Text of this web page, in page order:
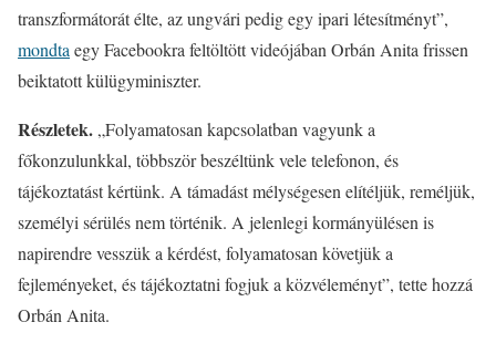
transzformátorát élte, az ungvári pedig egy ipari létesítményt”,
mondta egy Facebookra feltöltött videójában Orbán Anita frissen
beiktatott külügyminiszter.
Részletek. „Folyamatosan kapcsolatban vagyunk a
főkonzulunkkal, többször beszéltünk vele telefonon, és
tájékoztatást kértünk. A támadást mélységesen elítéljük, reméljük,
személyi sérülés nem történik. A jelenlegi kormányülésen is
napirendre vesszük a kérdést, folyamatosan követjük a
fejleményeket, és tájékoztatni fogjuk a közvéleményt”, tette hozzá
Orbán Anita.